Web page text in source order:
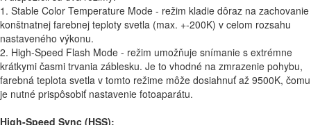
1. Stable Color Temperature Mode - režim kladie dôraz na zachovanie
konštnatnej farebnej teploty svetla (max. +-200K) v celom rozsahu
nastaveného výkonu.
2. High-Speed Flash Mode - režim umožňuje snímanie s extrémne
krátkymi časmi trvania záblesku. Je to vhodné na zmrazenie pohybu,
farebná teplota svetla v tomto režime môže dosiahnuť až 9500K, čomu
je nutné prispôsobiť nastavenie fotoaparátu.
High-Speed Sync (HSS):